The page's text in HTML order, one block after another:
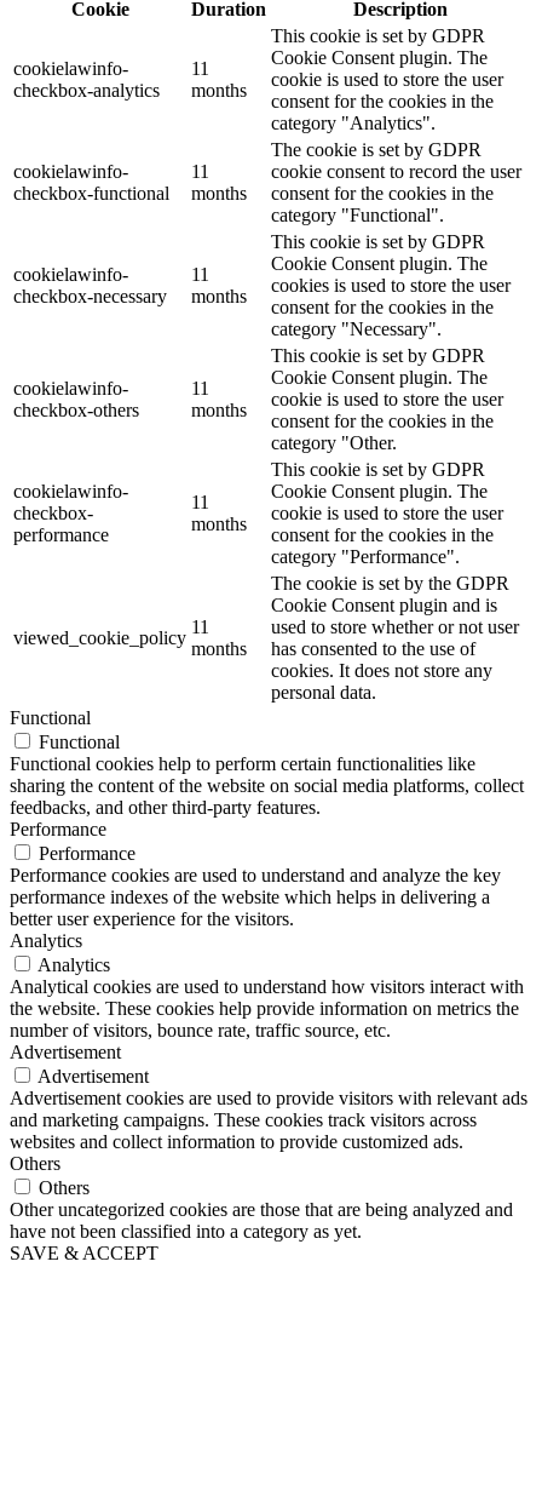
Cookie
Duration Description
cookielawinfo-
checkbox-analytics
11
months
This cookie is set by GDPR
Cookie Consent plugin. The
cookie is used to store the user
consent for the cookies in the
category "Analytics".
cookielawinfo-
checkbox-functional
11
months
The cookie is set by GDPR
cookie consent to record the user
consent for the cookies in the
category "Functional".
cookielawinfo-
checkbox-necessary
11
months
This cookie is set by GDPR
Cookie Consent plugin. The
cookies is used to store the user
consent for the cookies in the
category "Necessary".
cookielawinfo-
checkbox-others
11
months
This cookie is set by GDPR
Cookie Consent plugin. The
cookie is used to store the user
consent for the cookies in the
category "Other.
cookielawinfo-
checkbox-
performance
11
months
This cookie is set by GDPR
Cookie Consent plugin. The
cookie is used to store the user
consent for the cookies in the
category "Performance".
viewed_cookie_policy
11
months
The cookie is set by the GDPR
Cookie Consent plugin and is
used to store whether or not user
has consented to the use of
cookies. It does not store any
personal data.
Functional
Functional
Functional cookies help to perform certain functionalities like
sharing the content of the website on social media platforms, collect
feedbacks, and other third-party features.
Performance
Performance
Performance cookies are used to understand and analyze the key
performance indexes of the website which helps in delivering a
better user experience for the visitors.
Analytics
Analytics
Analytical cookies are used to understand how visitors interact with
the website. These cookies help provide information on metrics the
number of visitors, bounce rate, traffic source, etc.
Advertisement
Advertisement
Advertisement cookies are used to provide visitors with relevant ads
and marketing campaigns. These cookies track visitors across
websites and collect information to provide customized ads.
Others
Others
Other uncategorized cookies are those that are being analyzed and
have not been classified into a category as yet.
SAVE & ACCEPT